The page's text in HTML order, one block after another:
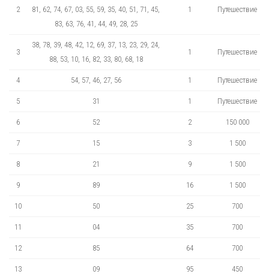
2
81, 62, 74, 67, 03, 55, 59, 35, 40, 51, 71, 45,
83, 63, 76, 41, 44, 49, 28, 25
1 Путешествие
3
38, 78, 39, 48, 42, 12, 69, 37, 13, 23, 29, 24,
88, 53, 10, 16, 82, 33, 80, 68, 18
1 Путешествие
4 54, 57, 46, 27, 56 1 Путешествие
5 31 1 Путешествие
6 52 2 150 000
7 15 3 1 500
8 21 9 1 500
9 89 16 1 500
10 50 25 700
11 04 35 700
12 85 64 700
13 09 95 450